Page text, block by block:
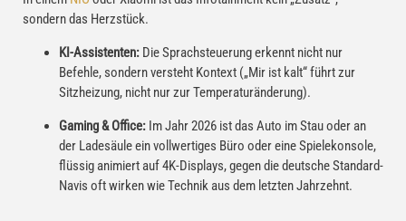
sondern das Herzstück.
KI-Assistenten: Die Sprachsteuerung erkennt nicht nur
Befehle, sondern versteht Kontext („Mir ist kalt“ führt zur
Sitzheizung, nicht nur zur Temperaturänderung).
Gaming & Office: Im Jahr 2026 ist das Auto im Stau oder an
der Ladesäule ein vollwertiges Büro oder eine Spielekonsole,
flüssig animiert auf 4K-Displays, gegen die deutsche Standard-
Navis oft wirken wie Technik aus dem letzten Jahrzehnt.